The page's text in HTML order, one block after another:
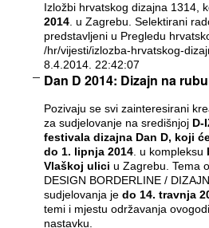
Izložbi hrvatskog dizajna 1314,
2014. u Zagrebu. Selektirani
predstavljeni u Pregledu
/hr/vijesti/izlozba-hrvatskog-
8.4.2014. 22:42:07
Dan D 2014: Dizajn na rubu
Pozivaju se svi zainteresirani
za sudjelovanje na središnjoj D-
festivala dizajna Dan D, koji
do 1. lipnja 2014. u kompleksu
Vlaškoj ulici u Zagrebu. Tema
DESIGN BORDERLINE /
sudjelovanja je do 14. travnja
temi i mjestu održavanja
nastavku.